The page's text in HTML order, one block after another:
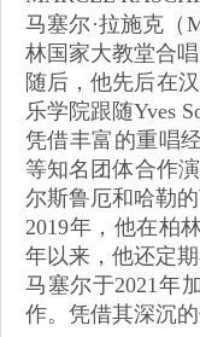
马塞尔·拉施克（
林国家大教堂合
随后，他先后在
乐学院跟随Yves
凭借丰富的重唱
等知名团体合作
尔斯鲁厄和哈勒
2019年，他在柏
年以来，他还定
马塞尔于2021年
作。凭借其深沉